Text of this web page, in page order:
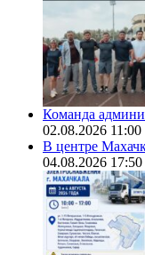
Команда
02.08.2026 11:00
В центре
04.08.2026 17:50